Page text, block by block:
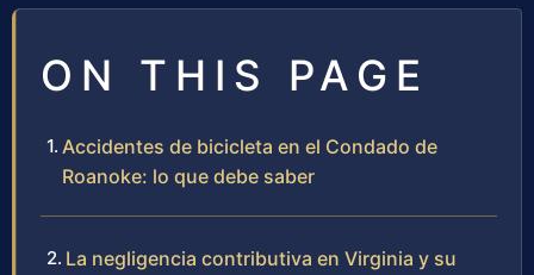
ON THIS PAGE
Accidentes de bicicleta en el Condado de
Roanoke: lo que debe saber
La negligencia contributiva en Virginia y su